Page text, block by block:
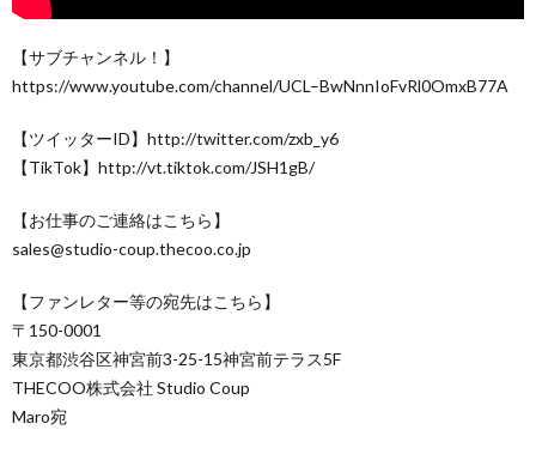
【サブチャンネル！】
https://www.youtube.com/channel/UCL–BwNnnIoFvRl0OmxB77A
【ツイッターID】http://twitter.com/zxb_y6
【TikTok】http://vt.tiktok.com/JSH1gB/
【お仕事のご連絡はこちら】
sales@studio-coup.thecoo.co.jp
【ファンレター等の宛先はこちら】
〒150-0001
東京都渋谷区神宮前3-25-15神宮前テラス5F
THECOO株式会社 Studio Coup
Maro宛